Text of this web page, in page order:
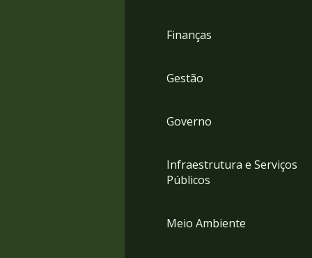
Finanças
Gestão
Governo
Infraestrutura e Serviços
Públicos
Meio Ambiente